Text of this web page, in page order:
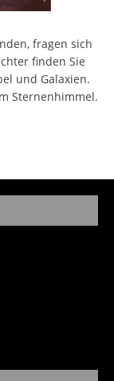
fragen sich
finden Sie
und Galaxien.
Sternenhimmel.